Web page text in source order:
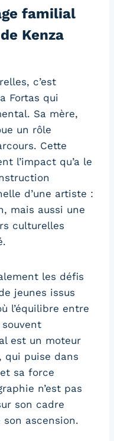
familial
Kenza
c’est
Fortas qui
Sa mère,
un rôle
Cette
l’impact qu’a le
d’une artiste :
mais aussi une
culturelles
les défis
jeunes issus
l’équilibre entre
est un moteur
qui puise dans
sa force
n’est pas
son cadre
ascension.